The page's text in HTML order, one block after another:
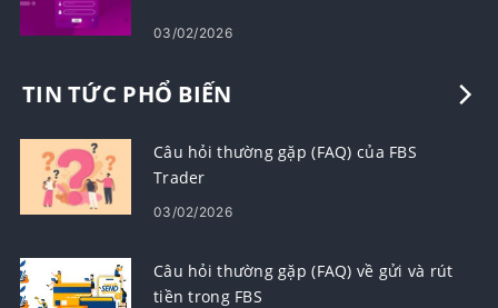
03/02/2026
TIN TỨC PHỔ BIẾN
Câu hỏi thường gặp (FAQ) của FBS
Trader
03/02/2026
Câu hỏi thường gặp (FAQ) về gửi và rút
tiền trong FBS